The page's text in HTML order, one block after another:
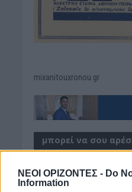
ΝΕΟΙ ΟΡΙΖΟΝΤΕΣ - Do
Information
mixanitouxronou.gr
μπορεί να σου
ΝΟΜΌΣ